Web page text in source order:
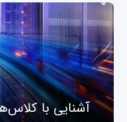
آشنایی با